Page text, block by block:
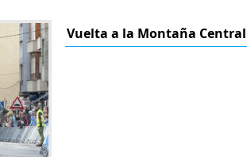
Vuelta a la Montaña Central